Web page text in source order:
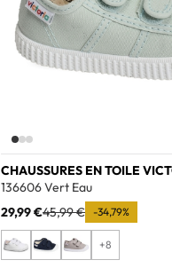
CHAUSSURES EN TOILE
136606 Vert Eau
29,99 €45,99 € -34,79%
+8